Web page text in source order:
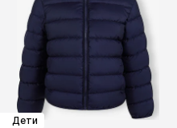
Дети